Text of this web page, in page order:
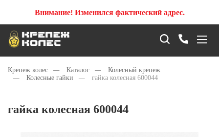
Внимание! Изменился фактический адрес.
Крепеж колес — Каталог —
Колесный крепеж
—
Колесные гайки — гайка колесная 600044
гайка колесная 600044